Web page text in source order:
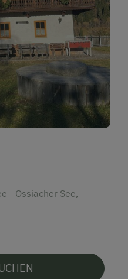
- Ossiacher See,